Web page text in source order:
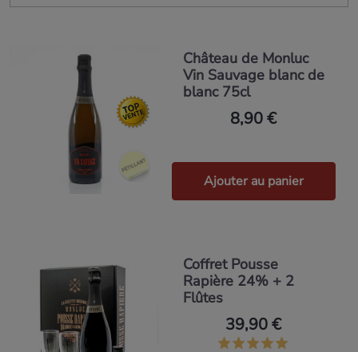
Château de Monluc
Vin Sauvage blanc de
blanc 75cl
8,90 €
Ajouter au panier
Coffret Pousse
Rapière 24% + 2
Flûtes
39,90 €